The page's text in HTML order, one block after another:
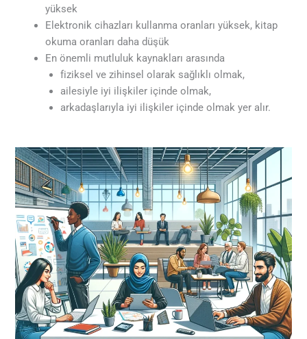
yüksek
Elektronik cihazları kullanma oranları yüksek, kitap
okuma oranları daha düşük
En önemli mutluluk kaynakları arasında
fiziksel ve zihinsel olarak sağlıklı olmak,
ailesiyle iyi ilişkiler içinde olmak,
arkadaşlarıyla iyi ilişkiler içinde olmak yer alır.